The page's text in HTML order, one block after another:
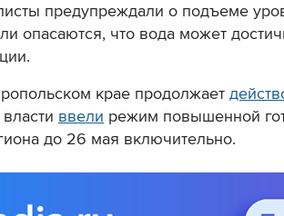
предупреждали о подъеме
опасаются, что вода может
крае продолжает
ввели режим повышенной
до 26 мая включительно.